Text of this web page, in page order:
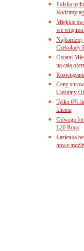
Polska
Rodzimy
Miękkie
we
Najbardziej
Czekolady
Ostatni
na całą
Ceny
Cieśniny
Tylko 6%
klienta
Odwaga
L20 Roca
Łazienka
nowe